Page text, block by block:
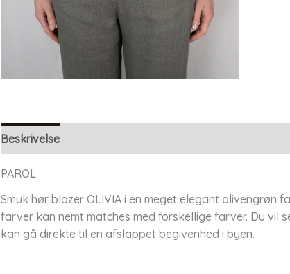
Beskrivelse
PAROL
Smuk hør blazer OLIVIA i en meget elegant olivengrøn
farver kan nemt matches med forskellige farver. Du vil
kan gå direkte til en afslappet begivenhed i byen.